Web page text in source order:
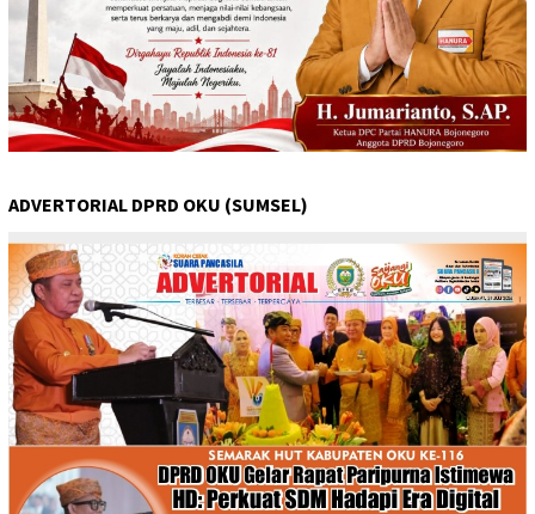
ADVERTORIAL DPRD OKU (SUMSEL)